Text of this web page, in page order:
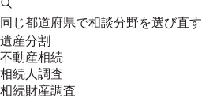
同じ都道府県で相談分野を選び直す
遺産分割
不動産相続
相続人調査
相続財産調査